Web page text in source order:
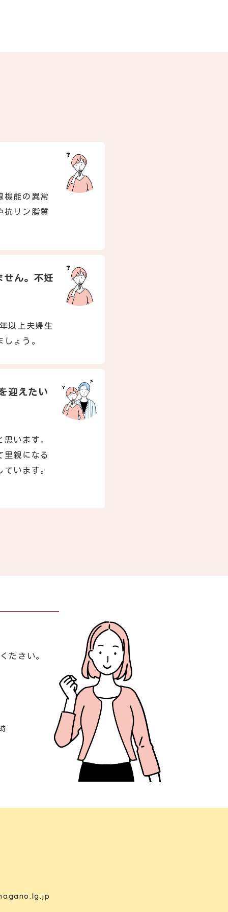
機能の異常
抗リン脂質
せん。不妊
以上夫婦生
ょう。
迎えたい
います。
里親になる
います。
ださい。